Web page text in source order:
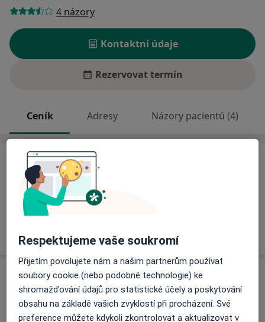
4 názory
Kontaktní údaje
Rezervovat termín
Ceník Adresy Názory pacientů (4)
Ceník
Informace o službách a cenách nejsou k dispozici
Tento specialista ještě nepřidával žádné informace o
Adresa
Praktický lékař pro děti a dorost
č.d. 1,Hovězí 75601
Respektujeme vaše soukromí
Přijetím povolujete nám a našim partnerům používat
soubory cookie (nebo podobné technologie) ke
shromažďování údajů pro statistické účely a poskytování
obsahu na základě vašich zvyklostí při procházení. Své
preference můžete kdykoli zkontrolovat a aktualizovat v